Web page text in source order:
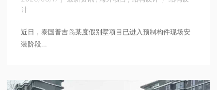
计
近日，泰国普吉岛某度假别墅项目已进入预制构件现场安
装阶段...